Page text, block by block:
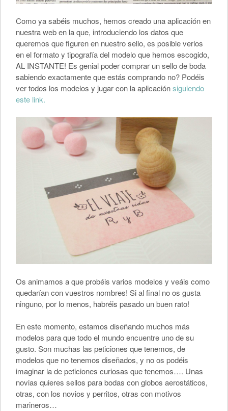
Como ya sabéis muchos, hemos creado una aplicación en
nuestra web en la que, introduciendo los datos que
queremos que figuren en nuestro sello, es posible verlos
en el formato y tipografía del modelo que hemos escogido,
AL INSTANTE! Es genial poder comprar un sello de boda
sabiendo exactamente que estás comprando no? Podéis
ver todos los modelos y jugar con la aplicaciónsiguiendo
este link.
Os animamos a que probéis varios modelos y veáis como
quedarían con vuestros nombres! Si al final no os gusta
ninguno, por lo menos, habréis pasado un buen rato!
En este momento, estamos diseñando muchos más
modelos para que todo el mundo encuentre uno de su
gusto. Son muchas las peticiones que tenemos, de
modelos que no tenemos diseñados, y no os podéis
imaginar la de peticiones curiosas que tenemos…. Unas
novias quieres sellos para bodas con globos aerostáticos,
otras, con los novios y perritos, otras con motivos
marineros…